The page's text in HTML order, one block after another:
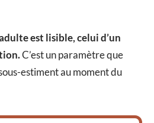
est lisible, celui d’un
C’est un paramètre que
estiment au moment du